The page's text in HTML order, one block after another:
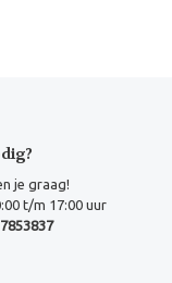
je graag!
t/m 17:00 uur